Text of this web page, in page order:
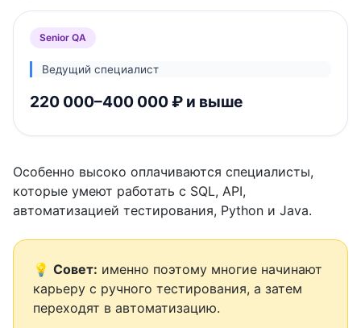
Senior QA
Ведущий специалист
220 000–400 000 ₽ и выше
Особенно высоко оплачиваются специалисты,
которые умеют работать с SQL, API,
автоматизацией тестирования, Python и Java.
💡 Совет: именно поэтому многие начинают
карьеру с ручного тестирования, а затем
переходят в автоматизацию.